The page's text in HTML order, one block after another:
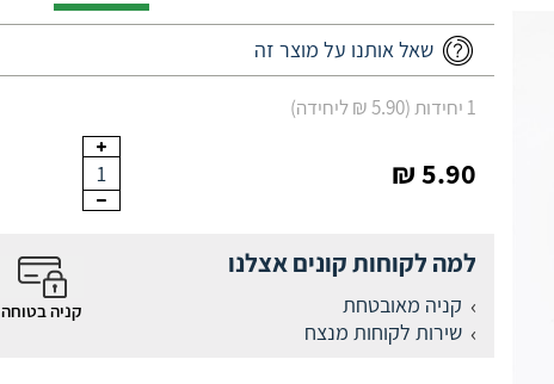
שאל אותנו על מוצר זה
1 יחידות (5.90 ₪ ליחידה)
5.90 ₪
1
למה לקוחות קונים אצלנו
קניה מאובטחת
שירות לקוחות מנצח
קניה בטוחה